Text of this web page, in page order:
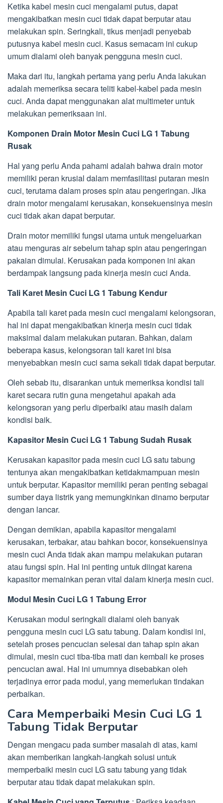
Ketika kabel mesin cuci mengalami putus, dapat
mengakibatkan mesin cuci tidak dapat berputar atau
melakukan spin. Seringkali, tikus menjadi penyebab
putusnya kabel mesin cuci. Kasus semacam ini cukup
umum dialami oleh banyak pengguna mesin cuci.
Maka dari itu, langkah pertama yang perlu Anda lakukan
adalah memeriksa secara teliti kabel-kabel pada mesin
cuci. Anda dapat menggunakan alat multimeter untuk
melakukan pemeriksaan ini.
Komponen Drain Motor Mesin Cuci LG 1 Tabung
Rusak
Hal yang perlu Anda pahami adalah bahwa drain motor
memiliki peran krusial dalam memfasilitasi putaran mesin
cuci, terutama dalam proses spin atau pengeringan. Jika
drain motor mengalami kerusakan, konsekuensinya mesin
cuci tidak akan dapat berputar.
Drain motor memiliki fungsi utama untuk mengeluarkan
atau menguras air sebelum tahap spin atau pengeringan
pakaian dimulai. Kerusakan pada komponen ini akan
berdampak langsung pada kinerja mesin cuci Anda.
Tali Karet Mesin Cuci LG 1 Tabung Kendur
Apabila tali karet pada mesin cuci mengalami kelongsoran,
hal ini dapat mengakibatkan kinerja mesin cuci tidak
maksimal dalam melakukan putaran. Bahkan, dalam
beberapa kasus, kelongsoran tali karet ini bisa
menyebabkan mesin cuci sama sekali tidak dapat berputar.
Oleh sebab itu, disarankan untuk memeriksa kondisi tali
karet secara rutin guna mengetahui apakah ada
kelongsoran yang perlu diperbaiki atau masih dalam
kondisi baik.
Kapasitor Mesin Cuci LG 1 Tabung Sudah Rusak
Kerusakan kapasitor pada mesin cuci LG satu tabung
tentunya akan mengakibatkan ketidakmampuan mesin
untuk berputar. Kapasitor memiliki peran penting sebagai
sumber daya listrik yang memungkinkan dinamo berputar
dengan lancar.
Dengan demikian, apabila kapasitor mengalami
kerusakan, terbakar, atau bahkan bocor, konsekuensinya
mesin cuci Anda tidak akan mampu melakukan putaran
atau fungsi spin. Hal ini penting untuk diingat karena
kapasitor memainkan peran vital dalam kinerja mesin cuci.
Modul Mesin Cuci LG 1 Tabung Error
Kerusakan modul seringkali dialami oleh banyak
pengguna mesin cuci LG satu tabung. Dalam kondisi ini,
setelah proses pencucian selesai dan tahap spin akan
dimulai, mesin cuci tiba-tiba mati dan kembali ke proses
pencucian awal. Hal ini umumnya disebabkan oleh
terjadinya error pada modul, yang memerlukan tindakan
perbaikan.
Cara Memperbaiki Mesin Cuci LG 1
Tabung Tidak Berputar
Dengan mengacu pada sumber masalah di atas, kami
akan memberikan langkah-langkah solusi untuk
memperbaiki mesin cuci LG satu tabung yang tidak
berputar atau tidak dapat melakukan spin.